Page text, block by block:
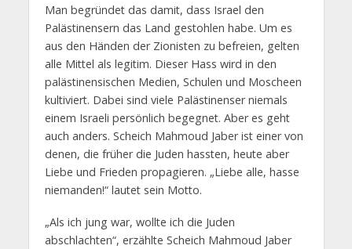
Man begründet das damit, dass Israel den
Palästinensern das Land gestohlen habe. Um es
aus den Händen der Zionisten zu befreien, gelten
alle Mittel als legitim. Dieser Hass wird in den
palästinensischen Medien, Schulen und Moscheen
kultiviert. Dabei sind viele Palästinenser niemals
einem Israeli persönlich begegnet. Aber es geht
auch anders. Scheich Mahmoud Jaber ist einer von
denen, die früher die Juden hassten, heute aber
Liebe und Frieden propagieren. „Liebe alle, hasse
niemanden!“ lautet sein Motto.
„Als ich jung war, wollte ich die Juden
abschlachten“, erzählte Scheich Mahmoud Jaber